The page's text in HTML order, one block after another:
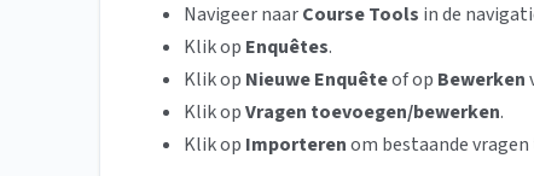
Navigeer naarCourse Tools in de
Klik op Enquêtes.
Klik op Nieuwe Enquêteof op Bewerken
Klik opVragen toevoegen/bewerken.
Klik op Importerenom bestaande